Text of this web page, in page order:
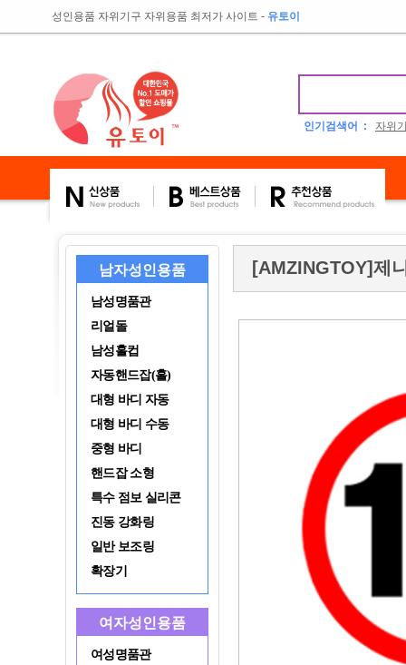
성인용품 자위기구 자위용품 최저가 사이트 - 유토이
인기검색어 : 자위
남자성인용품
남성명품관
리얼돌
남성홀컵
자동핸드잡(홀)
대형 바디 자동
대형 바디 수동
중형 바디
핸드잡 소형
특수 점보 실리콘
진동 강화링
일반 보조링
확장기
여자성인용품
여성명품관
[AMZINGTOY]제